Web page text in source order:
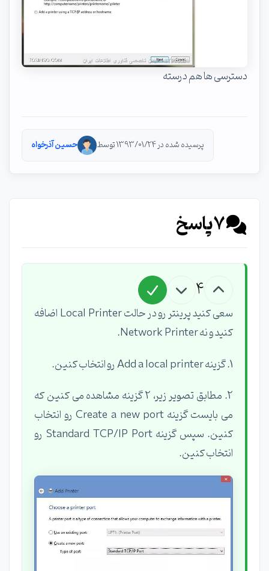
دسترسی ها هم درسته
پرسیده شده در 1393/01/24 توسط حسین آذرخواه
7پاسخ
4
سعی کنید پرینتر رو در حالت Local Printer اضافه
کنید و نه Network Printer.
1. گزینه Add a local printer رو انتخاب کنین.
2. مطابق تصویر زیر، 2 گزینه مشاهده می کنین که
می بایست گزینه Create a new port رو انتخاب
کنین. سپس گزینه Standard TCP/IP Port رو
انتخاب کنین.